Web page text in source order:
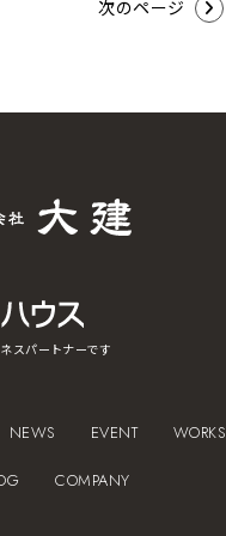
次のページ
スパートナーです
NEWS EVENT WORKS
COMPANY